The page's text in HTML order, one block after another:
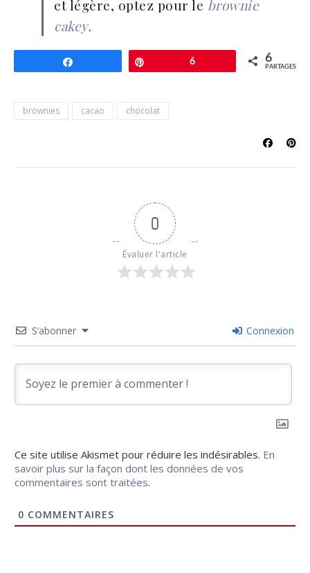
et légère, optez pour le brownie
cakey.
6 6
PARTAGES
brownies cacao chocolat
0
Évaluer l'article
S’abonner Connexion
Ce site utilise Akismet pour réduire les indésirables. En
savoir plus sur la façon dont les données de vos
commentaires sont traitées.
0 COMMENTAIRES